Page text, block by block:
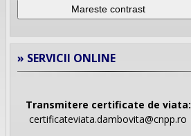
Mareste contrast
» SERVICII ONLINE
Transmitere certificate de viata:
certificateviata.dambovita@cnpp.ro